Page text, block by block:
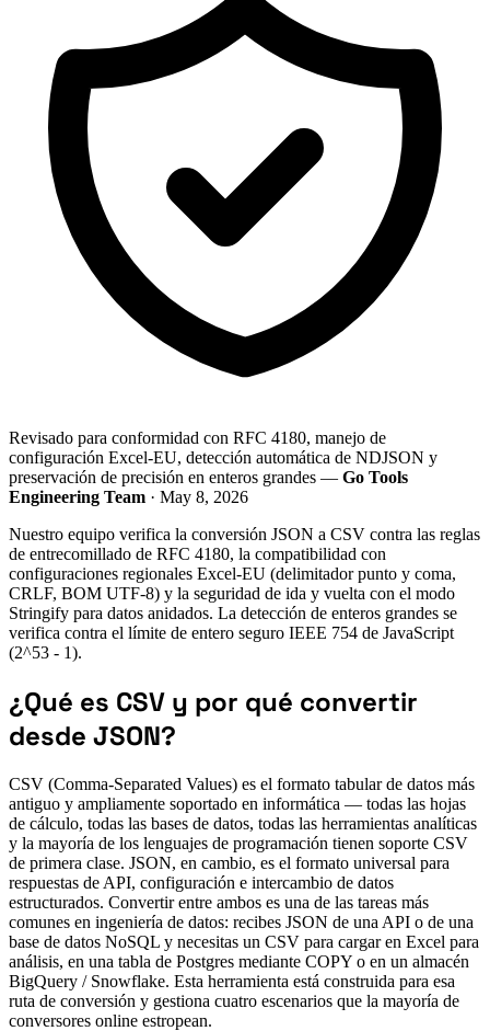
Revisado para conformidad con RFC 4180, manejo de
configuración Excel-EU, detección automática de NDJSON y
preservación de precisión en enteros grandes — Go Tools
Engineering Team · May 8, 2026
Nuestro equipo verifica la conversión JSON a CSV contra las reglas
de entrecomillado de RFC 4180, la compatibilidad con
configuraciones regionales Excel-EU (delimitador punto y coma,
CRLF, BOM UTF-8) y la seguridad de ida y vuelta con el modo
Stringify para datos anidados. La detección de enteros grandes se
verifica contra el límite de entero seguro IEEE 754 de JavaScript
(2^53 - 1).
¿Qué es CSV y por qué convertir
desde JSON?
CSV (Comma-Separated Values) es el formato tabular de datos más
antiguo y ampliamente soportado en informática — todas las hojas
de cálculo, todas las bases de datos, todas las herramientas analíticas
y la mayoría de los lenguajes de programación tienen soporte CSV
de primera clase. JSON, en cambio, es el formato universal para
respuestas de API, configuración e intercambio de datos
estructurados. Convertir entre ambos es una de las tareas más
comunes en ingeniería de datos: recibes JSON de una API o de una
base de datos NoSQL y necesitas un CSV para cargar en Excel para
análisis, en una tabla de Postgres mediante COPY o en un almacén
BigQuery / Snowflake. Esta herramienta está construida para esa
ruta de conversión y gestiona cuatro escenarios que la mayoría de
conversores online estropean.